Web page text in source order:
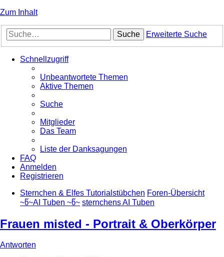
Zum Inhalt
Suche Erweiterte Suche
Schnellzugriff
Unbeantwortete Themen
Aktive Themen
Suche
Mitglieder
Das Team
Liste der Danksagungen
FAQ
Anmelden
Registrieren
Sternchen & Elfes Tutorialstübchen Foren-Übersicht
~წ~AI Tuben ~წ~ sternchens AI Tuben
Frauen misted - Portrait & Oberkörper
Antworten